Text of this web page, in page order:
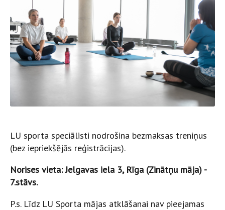
LU sporta speciālisti nodrošina bezmaksas treniņus
(bez iepriekšējās reģistrācijas).
Norises vieta: Jelgavas iela 3, Rīga (Zinātņu māja) -
7.stāvs.
P.s. Līdz LU Sporta mājas atklāšanai nav pieejamas